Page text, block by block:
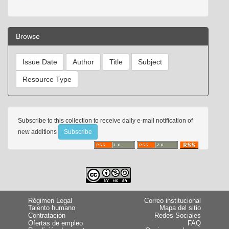
Browse
Subscribe to this collection to receive daily e-mail notification of
new additions
Régimen Legal
Talento humano
Contratación
Ofertas de empleo
Correo institucional
Mapa del sitio
Redes Sociales
FAQ